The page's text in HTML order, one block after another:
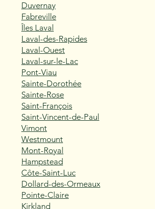
Duvernay
Fabreville
Îles Laval
Laval-des-Rapides
Laval-Ouest
Laval-sur-le-Lac
Pont-Viau
Sainte-Dorothée
Sainte-Rose
Saint-François
Saint-Vincent-de-Paul
Vimont
Westmount
Mont-Royal
Hampstead
Côte-Saint-Luc
Dollard-des-Ormeaux
Pointe-Claire
Kirkland